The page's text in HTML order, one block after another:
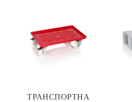
ТРАНСПОРТНА